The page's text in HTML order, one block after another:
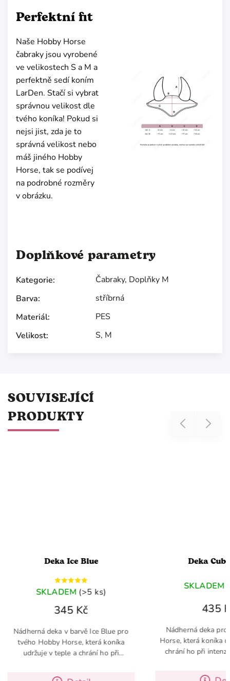
Perfektní fit
Naše Hobby Horse
čabraky jsou vyrobené
ve velikostech S a M a
perfektně sedí koním
LarDen. Stačí si vybrat
správnou velikost dle
tvého koníka! Pokud si
nejsi jist, zda je to
správná velikost nebo
máš jiného Hobby
Horse, tak se podívej
na podrobné rozměry
v obrázku.
Doplňkové parametry
Kategorie: Čabraky, Doplňky M
Barva:
stříbrná
Materiál:
PES
Velikost: S, M
SOUVISEJÍCÍ
PRODUKTY
Previous
(>5 ks)
barvě Ice Blue pro
která koníka
a chrání ho při
(>5 ks)
Nádherná deka pro tvého Hobby
Horse, která koníka udržuje v teple a
chrání ho při intenzivním tréninku
Next